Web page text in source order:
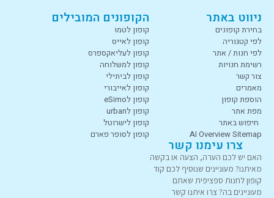
ניווט באתר
בחירת קופונים
לפי קטגוריה
לפי חנות / אתר
רשימת חנויות
צור קשר
מאמרים
הוספת קופון
מפת אתר
חיפוש באתר
AI Overview Sitemap
הקופונים המובילים
קופון לטמו
קופון לאייס
קופון לעליאקספרס
קופון למשלוחה
קופון לביתילי
קופון לאייבורי
קופון לeSimo
קופון לurban
קופון לישרוטל
קופון לסופר פארם
צרו עימנו קשר
האם יש לכם הערה, הצעה או בקשה
מאיתנו? מעוניינים שנוסיף לכם קוד
קופון לחנות ספציפית שאתם
מעוניינים בה? צרו איתנו קשר